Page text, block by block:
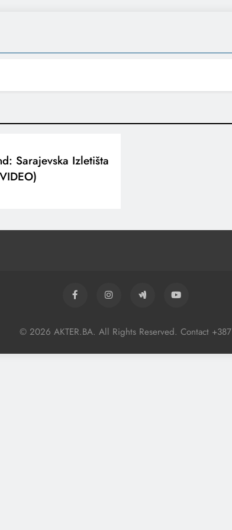
Sarajevska Izletišta
© 2026 AKTER.BA. All Rights Reserved. Contact +387